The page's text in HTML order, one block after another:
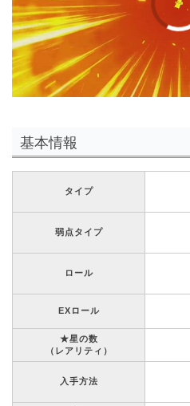
00:00 /01:00
基本情報
タイプ
弱点タイプ
ロール
EXロール
★星の数
（レアリティ）
入手方法